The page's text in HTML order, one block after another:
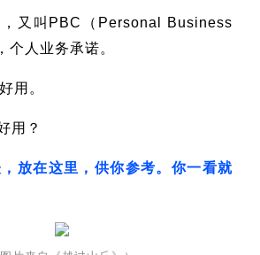
又叫PBC（Personal Business
人业务承诺。
用。
用？
放在这里，供你参考。你一看就